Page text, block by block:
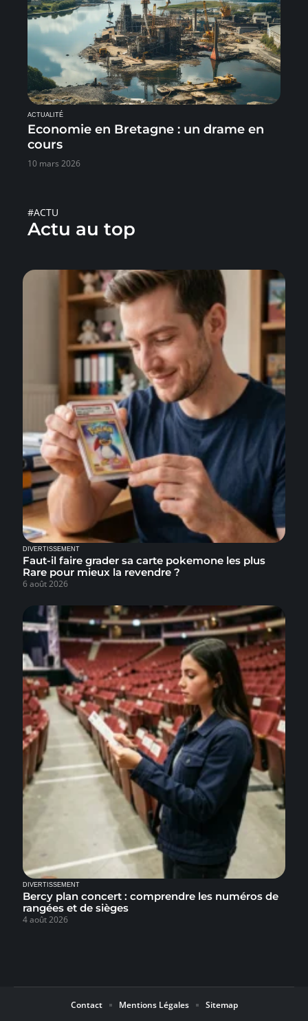
ACTUALITÉ
Economie en Bretagne : un drame en
cours
10 mars 2026
#ACTU
Actu au top
DIVERTISSEMENT
Faut-il faire grader sa carte pokemone les plus
Rare pour mieux la revendre ?
6 août 2026
DIVERTISSEMENT
Bercy plan concert : comprendre les numéros de
rangées et de sièges
4 août 2026
Contact Mentions Légales Sitemap